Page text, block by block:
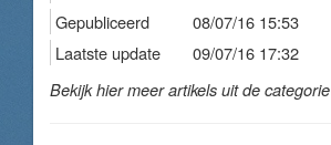
Gepubliceerd
08/07/16 15:53
Laatste update
09/07/16 17:32
Bekijk hier meer artikels uit de categorie